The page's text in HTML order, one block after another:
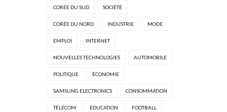
CORÉE DU SUD SOCIÉTÉ
CORÉE DU NORD INDUSTRIE MODE
EMPLOI INTERNET
NOUVELLES TECHNOLOGIES AUTOMOBILE
POLITIQUE ÉCONOMIE
SAMSUNG ELECTRONICS CONSOMMATION
TÉLÉCOM ÉDUCATION FOOTBALL